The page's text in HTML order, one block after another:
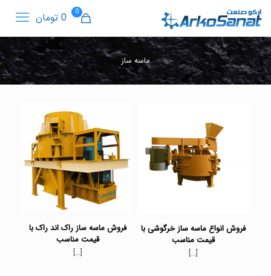
0 0 تومان
ماسه ساز
فروش انواع ماسه ساز خرگوشی با
قیمت مناسب
[…]
فروش ماسه ساز راک اند راک با
قیمت مناسب
[…]